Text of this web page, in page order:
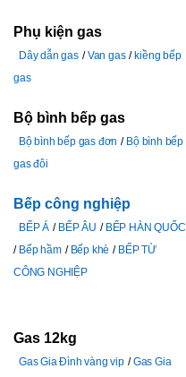
Phụ kiện gas
Dây dẫn gas Van gas
kiềng bếp
gas
Bộ bình bếp gas
Bộ bình bếp gas đơn
Bộ bình bếp
gas đôi
Bếp công nghiệp
BẾP Á BẾP ÂU
BẾP HÀN QUỐC
Bếp hầm
Bếp khè
BẾP TỪ
CÔNG NGHIỆP
Gas 12kg
Gas Gia Đình vàng vip
Gas Gia